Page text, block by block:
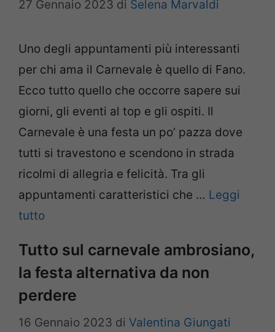
27 Gennaio 2023 di Selena Marvaldi
Uno degli appuntamenti più interessanti
per chi ama il Carnevale è quello di Fano.
Ecco tutto quello che occorre sapere sui
giorni, gli eventi al top e gli ospiti. Il
Carnevale è una festa un po’ pazza dove
tutti si travestono e scendono in strada
ricolmi di allegria e felicità. Tra gli
appuntamenti caratteristici che … Leggi
tutto
Tutto sul carnevale ambrosiano,
la festa alternativa da non
perdere
16 Gennaio 2023 di Valentina Giungati